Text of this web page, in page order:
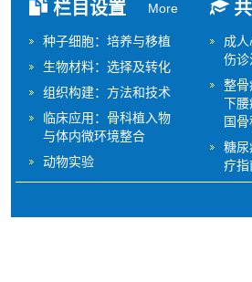
栏目设置 More
种子细胞：培养与移植
生物材料：选择及转化
组织构建：方法和技术
临床应用：骨科植入物
与体内微环境整合
动物实验
共
成
伤诊
整骨
下
国
糖尿
疗指